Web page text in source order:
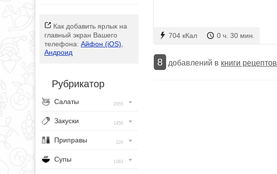
Как добавить ярлык на
главный экран Вашего
телефона: Айфон (iOS)
Андроид
Рубрикатор
Салаты 2955
Закуски 1456
Приправы 320
Супы 1083
704 кКал 0 ч. 30 мин.
8 добавлений в книги рецептов